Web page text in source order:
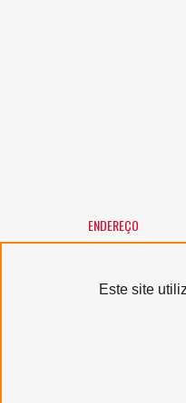
ENDEREÇO
Este site